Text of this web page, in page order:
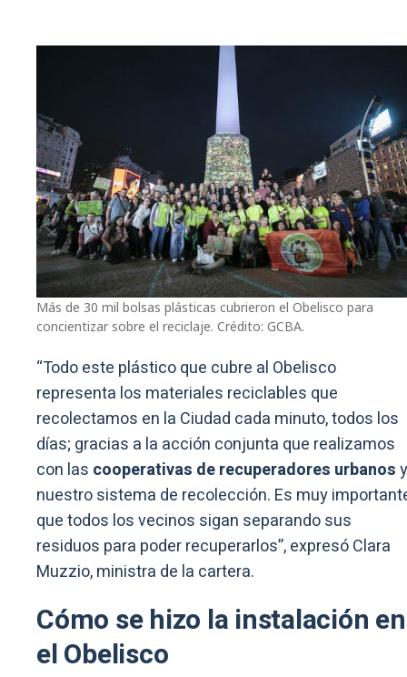
Más de 30 mil bolsas plásticas cubrieron el Obelisco para
concientizar sobre el reciclaje. Crédito: GCBA.
“Todo este plástico que cubre al Obelisco
representa los materiales reciclables que
recolectamos en la Ciudad cada minuto, todos los
días; gracias a la acción conjunta que realizamos
con las cooperativas de recuperadores urbanosy
nuestro sistema de recolección. Es muy
que todos los vecinos sigan separando sus
residuos para poder recuperarlos”, expresó Clara
Muzzio, ministra de la cartera.
Cómo se hizo la instalación en
el Obelisco